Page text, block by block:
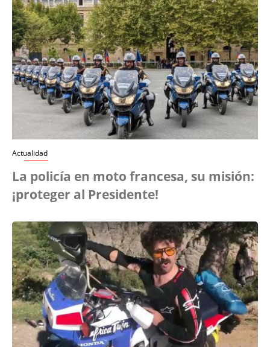
Actualidad
La policía en moto francesa, su misión:
¡proteger al Presidente!